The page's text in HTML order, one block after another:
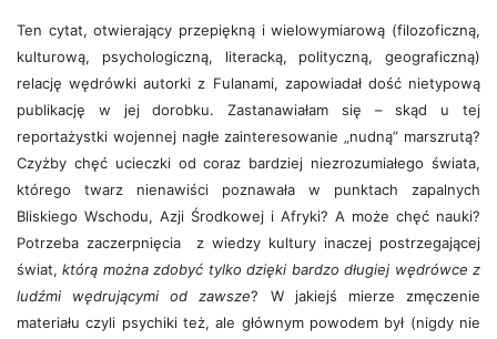
Ten cytat, otwierający przepiękną i wielowymiarową (filozoficzną,
kulturową, psychologiczną, literacką, polityczną, geograficzną)
relację wędrówki autorki z Fulanami, zapowiadał dość nietypową
publikację w jej dorobku. Zastanawiałam się – skąd u tej
reportażystki wojennej nagłe zainteresowanie „nudną” marszrutą?
Czyżby chęć ucieczki od coraz bardziej niezrozumiałego świata,
którego twarz nienawiści poznawała w punktach zapalnych
Bliskiego Wschodu, Azji Środkowej i Afryki? A może chęć nauki?
Potrzeba zaczerpnięcia z wiedzy kultury inaczej postrzegającej
świat,którą można zdobyć tylko dzięki bardzo długiej wędrówce z
ludźmi wędrującymi od zawsze? W jakiejś mierze zmęczenie
materiału czyli psychiki też, ale głównym powodem był (nigdy nie